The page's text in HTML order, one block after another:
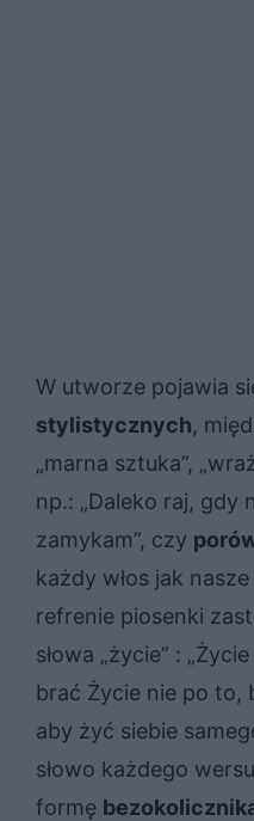
W utworze pojawia
stylistycznych,
„marna sztuka”,
np.: „Daleko raj, gdy
zamykam”, czy
każdy włos jak
refrenie piosenki
słowa „życie” :
brać Życie nie po to,
aby żyć siebie
słowo każdego
formę